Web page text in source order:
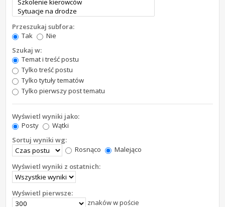
Przeszukaj subfora:
Tak
Nie
Szukaj w:
Temat i treść postu
Tylko treść postu
Tylko tytuły tematów
Tylko pierwszy post tematu
Wyświetl wyniki jako:
Posty
Wątki
Sortuj wyniki wg:
Rosnąco
Malejąco
Wyświetl wyniki z ostatnich:
Wyświetl pierwsze:
znaków w poście